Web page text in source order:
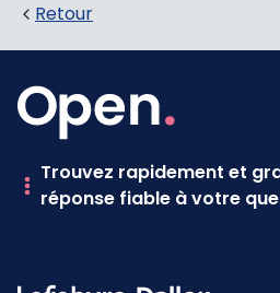
Retour
Trouvez rapidement et
réponse fiable à votre